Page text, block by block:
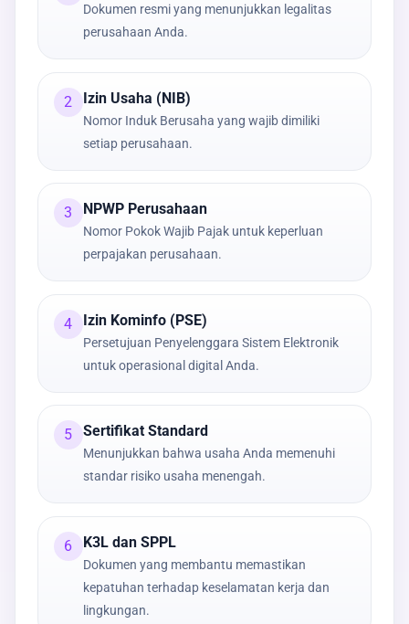
Dokumen resmi yang menunjukkan legalitas
perusahaan Anda.
2 Izin Usaha (NIB)
Nomor Induk Berusaha yang wajib dimiliki
setiap perusahaan.
3 NPWP Perusahaan
Nomor Pokok Wajib Pajak untuk keperluan
perpajakan perusahaan.
4 Izin Kominfo (PSE)
Persetujuan Penyelenggara Sistem Elektronik
untuk operasional digital Anda.
5 Sertifikat Standard
Menunjukkan bahwa usaha Anda memenuhi
standar risiko usaha menengah.
6 K3L dan SPPL
Dokumen yang membantu memastikan
kepatuhan terhadap keselamatan kerja dan
lingkungan.